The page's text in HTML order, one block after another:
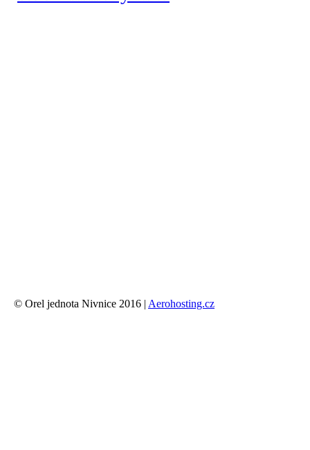
© Orel jednota Nivnice 2016 | Aerohosting.cz